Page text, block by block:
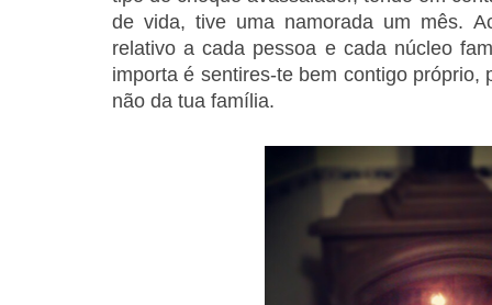
de vida, tive uma namorada um mês.
relativo a cada pessoa e cada núcleo
importa é sentires-te bem contigo próprio,
não da tua família.